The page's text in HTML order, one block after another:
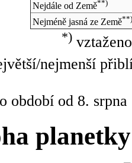
Nejdále od Země**)
Nejméně jasná ze Země**)
*)
nejmenší
období od 8.